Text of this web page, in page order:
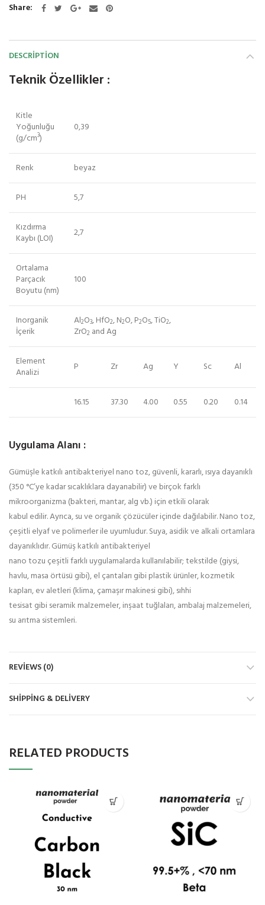
Share
DESCRIPTION
Teknik Özellikler :
Kitle
Yoğunluğu
(g/cm3)
0,39
Renk beyaz
PH 5,7
Kızdırma
Kaybı (LOI)
2,7
Ortalama
Parçacık
Boyutu (nm)
100
Inorganik
İçerik
Al2O3, HfO2, N2O, P2O5, TiO2,
ZrO2 and Ag
Element
Analizi
P Zr Ag Y Sc Al
16.15 37.30 4.00 0.55 0.20 0.14
Uygulama Alanı :
Gümüşle katkılı antibakteriyel nano toz, güvenli, kararlı, ısıya dayanıklı
(350 °C’ye kadar sıcaklıklara dayanabilir) ve birçok farklı
mikroorganizma (bakteri, mantar, alg vb.) için etkili olarak
kabul edilir. Ayrıca, su ve organik çözücüler içinde dağılabilir. Nano toz,
çeşitli elyaf ve polimerler ile uyumludur. Suya, asidik ve alkali ortamlara
dayanıklıdır. Gümüş katkılı antibakteriyel
nano tozu çeşitli farklı uygulamalarda kullanılabilir; tekstilde (giysi,
havlu, masa örtüsü gibi), el çantaları gibi plastik ürünler, kozmetik
kapları, ev aletleri (klima, çamaşır makinesi gibi), sıhhi
tesisat gibi seramik malzemeler, inşaat tuğlaları, ambalaj malzemeleri,
su arıtma sistemleri.
REVIEWS (0)
SHIPPING & DELIVERY
RELATED PRODUCTS